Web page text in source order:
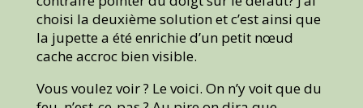
choisi la deuxième solution et c’est ainsi que
la jupette a été enrichie d’un petit nœud
cache accroc bien visible.
Vous voulez voir ? Le voici. On n’y voit que du